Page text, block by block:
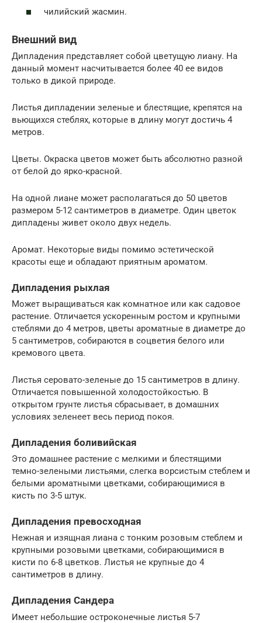
чилийский жасмин.
Внешний вид
Дипладения представляет собой цветущую лиану. На
данный момент насчитывается более 40 ее видов
только в дикой природе.
Листья дипладении зеленые и блестящие, крепятся на
вьющихся стеблях, которые в длину могут достичь 4
метров.
Цветы. Окраска цветов может быть абсолютно разной
от белой до ярко-красной.
На одной лиане может располагаться до 50 цветов
размером 5-12 сантиметров в диаметре. Один цветок
дипладены живет около двух недель.
Аромат. Некоторые виды помимо эстетической
красоты еще и обладают приятным ароматом.
Дипладения рыхлая
Может выращиваться как комнатное или как садовое
растение. Отличается ускоренным ростом и крупными
стеблями до 4 метров, цветы ароматные в диаметре до
5 сантиметров, собираются в соцветия белого или
кремового цвета.
Листья серовато-зеленые до 15 сантиметров в длину.
Отличается повышенной холодостойкостью. В
открытом грунте листья сбрасывает, в домашних
условиях зеленеет весь период покоя.
Дипладения боливийская
Это домашнее растение с мелкими и блестящими
темно-зелеными листьями, слегка ворсистым стеблем и
белыми ароматными цветками, собирающимися в
кисть по 3-5 штук.
Дипладения превосходная
Нежная и изящная лиана с тонким розовым стеблем и
крупными розовыми цветками, собирающимися в
кисти по 6-8 цветков. Листья не крупные до 4
сантиметров в длину.
Дипладения Сандера
Имеет небольшие остроконечные листья 5-7